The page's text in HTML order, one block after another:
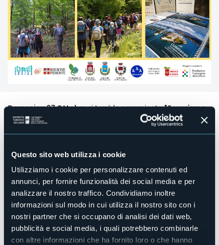
Questo sito web utilizza i cookie
Utilizziamo i cookie per personalizzare contenuti ed
annunci, per fornire funzionalità dei social media e per
analizzare il nostro traffico. Condividiamo inoltre
informazioni sul modo in cui utilizza il nostro sito con i
nostri partner che si occupano di analisi dei dati web,
pubblicità e social media, i quali potrebbero combinarle
con altre informazioni che ha fornito loro o che hanno
Domenica 27 Ottobresi terrà la camminata"Scopriamo
Girolago - Autumn Edition
Un'escursione ad anello sulle
morbide colline del Lago d’Orta, tra i paesi di Armeno,
Miasino e Pettenasco: cammineremo immersi nella
dell’autunno, sulle colline vista lago.
Alberghieri di Armeno e visiteremo il loro museo, unico al
mondo!
Visiteremo l’esposizione “Ambiente in mostra” dedicata ai
progetti ambientali del Contratto di Lago del Cusio
realizzata per il progettoCusio2030
Informazioni pratiche
RITROVO: ore 09.30
ad Armeno